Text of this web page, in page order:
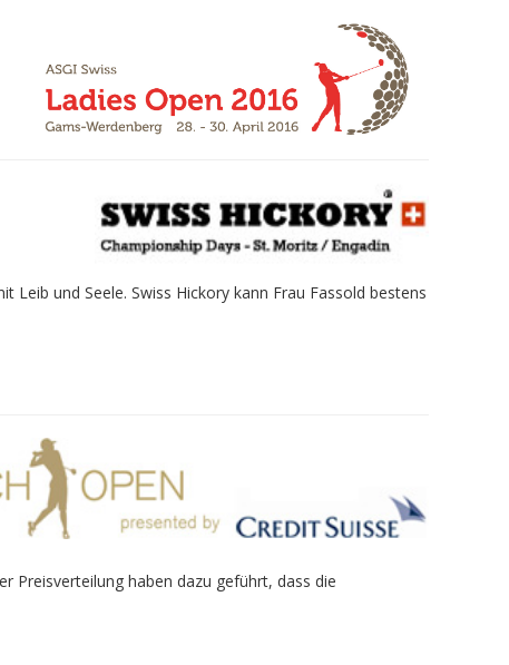
und Seele. Swiss Hickory kann Frau Fassold bestens
Preisverteilung haben dazu geführt, dass die